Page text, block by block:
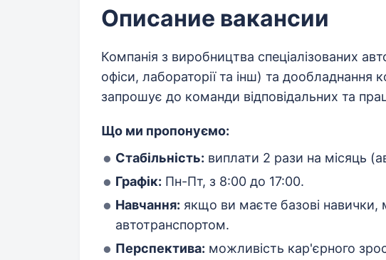
Описание вакансии
Компанія з виробництва спеціалізованих
офіси, лабораторії та інш) та дообладнання
запрошує до команди відповідальних та
Що ми пропонуємо:
Стабільність: виплати 2 рази на місяць
Графік: Пн-Пт, з 8:00 до 17:00.
Навчання: якщо ви маєте базові навички,
автотранспортом.
Перспектива: можливість кар'єрного